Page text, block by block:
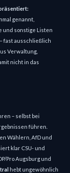
genannt,
und sonstige Listen
fast ausschließlich
Verwaltung,
nicht in das
– selbst bei
führen.
Wählern, AfD und
klar CSU‑ und
Pro Augsburg und
hebt ungewöhnlich